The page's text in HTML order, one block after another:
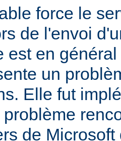
force le
de l'envoi
est en
un
Elle fut
de